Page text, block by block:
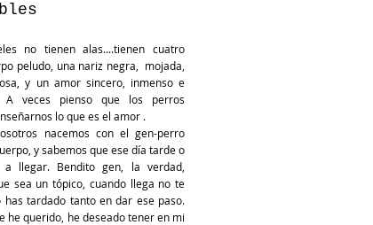
no tienen alas....tienen cuatro
peludo, una nariz negra, mojada,
y un amor sincero, inmenso e
A veces pienso que los perros
lo que es el amor .
nacemos con el gen-perro
y sabemos que ese día tarde o
llegar. Bendito gen, la verdad,
sea un tópico, cuando llega no te
has tardado tanto en dar ese paso.
he querido, he deseado tener en mi